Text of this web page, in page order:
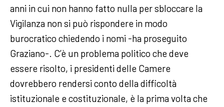
anni in cui non hanno fatto nulla per sbloccare la
Vigilanza non si può rispondere in modo
burocratico chiedendo i nomi -ha proseguito
Graziano-. C’è un problema politico che deve
essere risolto, i presidenti delle Camere
dovrebbero rendersi conto della difficoltà
istituzionale e costituzionale, è la prima volta che